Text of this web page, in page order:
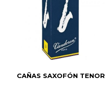
CAÑAS SAXOFÓN TENOR